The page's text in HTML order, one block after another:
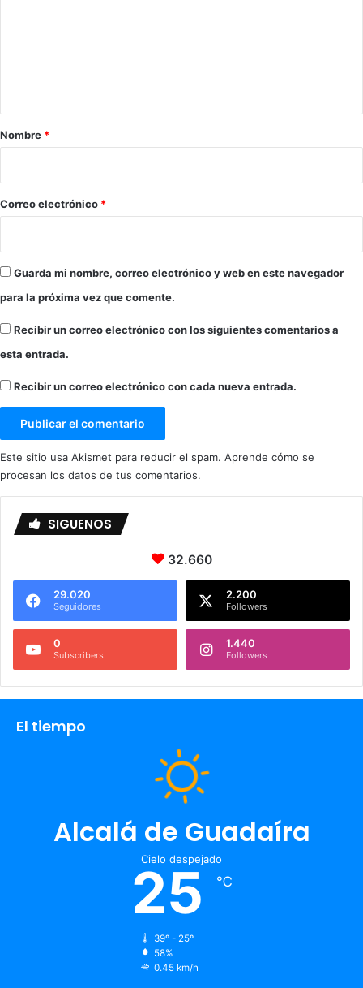
r
*
Nombre *
Correo electrónico *
Guarda mi nombre, correo electrónico y web en este navegador
para la próxima vez que comente.
Recibir un correo electrónico con los siguientes comentarios a
esta entrada.
Recibir un correo electrónico con cada nueva entrada.
Este sitio usa Akismet para reducir el spam. Aprende cómo se
procesan los datos de tus comentarios.
SIGUENOS
32.660
29.020
Seguidores
2.200
Followers
0
Subscribers
1.440
Followers
El tiempo
Alcalá de Guadaíra
Cielo despejado
25 ℃
39º - 25º
58%
0.45 km/h